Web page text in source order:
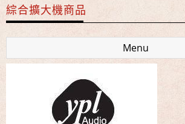
名展音響 最新Dolby ATMOS 7.2.4 全景
名展音響 2016年 AV 環繞擴大機
名展音響 歐洲第一品牌 FIBARO 環控
綜合擴大機商品
Menu